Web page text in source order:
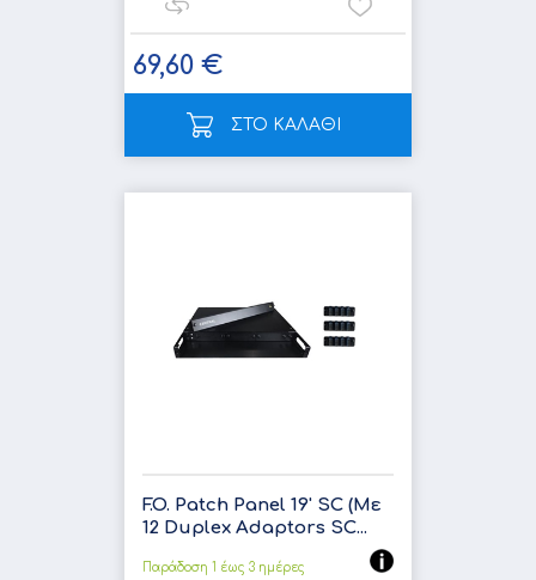
69,60 €
ΣΤΟ ΚΑΛΑΘΙ
F.O. Patch Panel 19' SC (Με
12 Duplex Adaptors SC...
Παράδοση 1 έως 3 ημέρες